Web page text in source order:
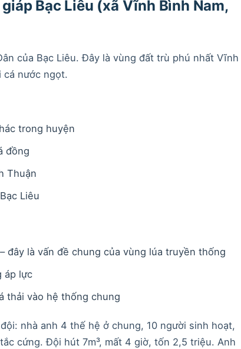
Bạc Liêu (xã Vĩnh Bình Nam,
của Bạc Liêu. Đây là vùng đất trù phú nhất Vĩnh
cá nước ngọt.
trong huyện
đồng
Thuận
Liêu
đây là vấn đề chung của vùng lúa truyền thống
áp lực
thải vào hệ thống chung
nhà anh 4 thế hệ ở chung, 10 người sinh hoạt,
cứng. Đội hút 7m³, mất 4 giờ, tốn 2,5 triệu. Anh